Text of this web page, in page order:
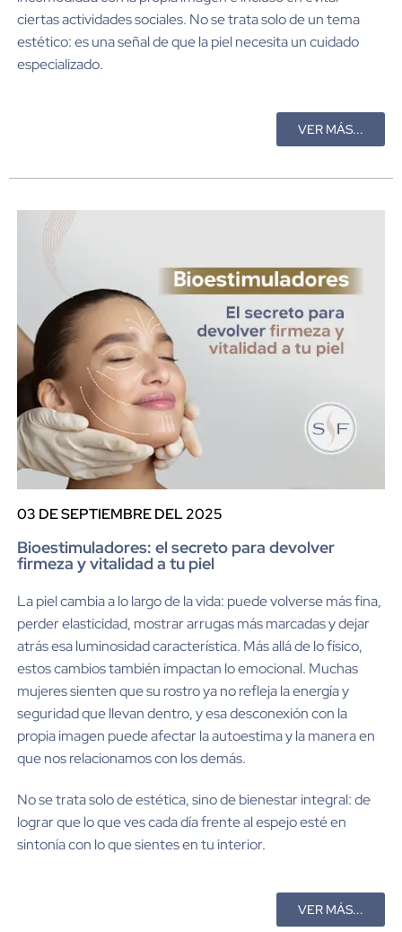
ciertas actividades sociales. No se trata solo de un tema
estético: es una señal de que la piel necesita un cuidado
especializado.
VER MÁS...
03 DE SEPTIEMBRE DEL 2025
Bioestimuladores: el secreto para devolver
firmeza y vitalidad a tu piel
La piel cambia a lo largo de la vida: puede volverse más fina,
perder elasticidad, mostrar arrugas más marcadas y dejar
atrás esa luminosidad característica. Más allá de lo físico,
estos cambios también impactan lo emocional. Muchas
mujeres sienten que su rostro ya no refleja la energía y
seguridad que llevan dentro, y esa desconexión con la
propia imagen puede afectar la autoestima y la manera en
que nos relacionamos con los demás.
No se trata solo de estética, sino de bienestar integral: de
lograr que lo que ves cada día frente al espejo esté en
sintonía con lo que sientes en tu interior.
VER MÁS...